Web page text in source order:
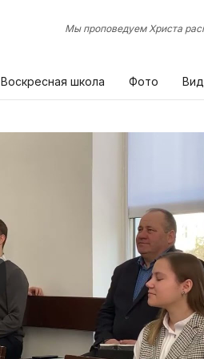
Мы проповедуем Христа
Воскресная школа Фото